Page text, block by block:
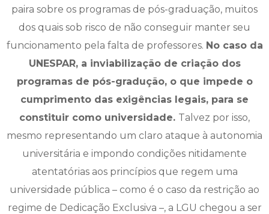
paira sobre os programas de pós-graduação, muitos
dos quais sob risco de não conseguir manter seu
funcionamento pela falta de professores. No caso da
UNESPAR, a inviabilização de criação dos
programas de pós-gradução, o que impede o
cumprimento das exigências legais, para se
constituir como universidade. Talvez por isso,
mesmo representando um claro ataque à autonomia
universitária e impondo condições nitidamente
atentatórias aos princípios que regem uma
universidade pública – como é o caso da restrição ao
regime de Dedicação Exclusiva –, a LGU chegou a ser